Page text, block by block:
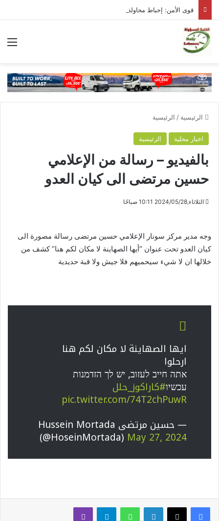
الرئيسية / الرئيسية
اخبار محلية الرئيسية
بالفيديو – رسالة من الإعلامي
حسين مرتضى الى كيان العدو
الثلاثاء,2024/05/28 10:11 صباحًا
وجه مدير مركز سونار الإعلامي حسين مرتضى رسالة مصورة الى
كيان العدو تحت عنوان “أيها الصهاينة لا مكان لكم هنا” كشف من
خلالها ان لا شيء سيحميهم فلا جيش ولا قبة حديدية
ايها الصهاينة لا مكان لكم هنا
ارحلوا
אתה חייב לעזוב, יש לך הזדמנות
עכשיו#كاراكوز_حلل
pic.twitter.com/74T2chPuwR
— حسين مرتضى Hussein Mortada
(@HoseinMortada) May 27, 2024
لينكدإن واتساب تيلقرام ڤايبر